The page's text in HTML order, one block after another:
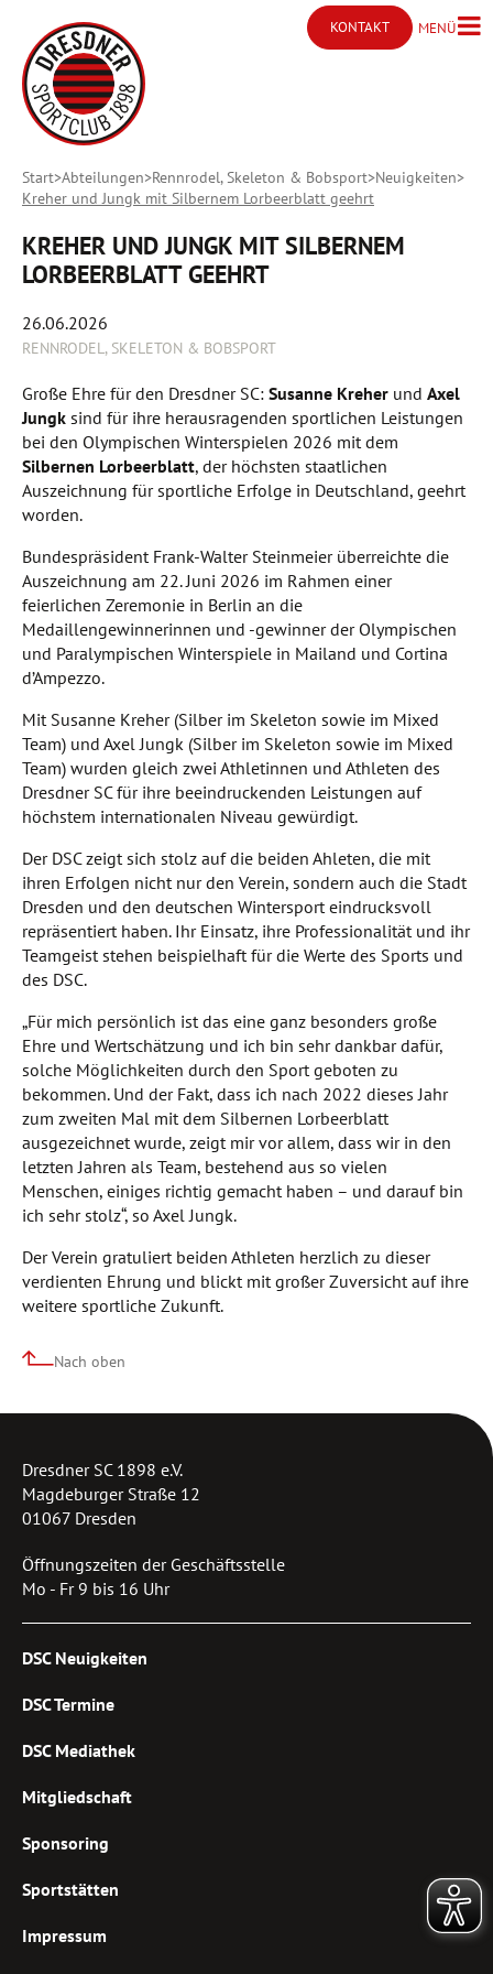
KONTAKT
Kontakt öffnen
MENÜMenü
Start Abteilungen Rennrodel, Skeleton & Bobsport Neuigkeiten
Kreher und Jungk mit Silbernem Lorbeerblatt geehrt
KREHER UND JUNGK MIT SILBERNEM
LORBEERBLATT GEEHRT
26.06.2026
RENNRODEL, SKELETON & BOBSPORT
Große Ehre für den Dresdner SC: Susanne Kreher und Axel
Jungk sind für ihre herausragenden sportlichen Leistungen
bei den Olympischen Winterspielen 2026 mit dem
Silbernen Lorbeerblatt, der höchsten staatlichen
Auszeichnung für sportliche Erfolge in Deutschland, geehrt
worden.
Bundespräsident Frank-Walter Steinmeier überreichte die
Auszeichnung am 22. Juni 2026 im Rahmen einer
feierlichen Zeremonie in Berlin an die
Medaillengewinnerinnen und -gewinner der Olympischen
und Paralympischen Winterspiele in Mailand und Cortina
d’Ampezzo.
Mit Susanne Kreher (Silber im Skeleton sowie im Mixed
Team) und Axel Jungk (Silber im Skeleton sowie im Mixed
Team) wurden gleich zwei Athletinnen und Athleten des
Dresdner SC für ihre beeindruckenden Leistungen auf
höchstem internationalen Niveau gewürdigt.
Der DSC zeigt sich stolz auf die beiden Ahleten, die mit
ihren Erfolgen nicht nur den Verein, sondern auch die Stadt
Dresden und den deutschen Wintersport eindrucksvoll
repräsentiert haben. Ihr Einsatz, ihre Professionalität und ihr
Teamgeist stehen beispielhaft für die Werte des Sports und
des DSC.
„Für mich persönlich ist das eine ganz besonders große
Ehre und Wertschätzung und ich bin sehr dankbar dafür,
solche Möglichkeiten durch den Sport geboten zu
bekommen. Und der Fakt, dass ich nach 2022 dieses Jahr
zum zweiten Mal mit dem Silbernen Lorbeerblatt
ausgezeichnet wurde, zeigt mir vor allem, dass wir in den
letzten Jahren als Team, bestehend aus so vielen
Menschen, einiges richtig gemacht haben – und darauf bin
ich sehr stolz“, so Axel Jungk.
Der Verein gratuliert beiden Athleten herzlich zu dieser
verdienten Ehrung und blickt mit großer Zuversicht auf ihre
weitere sportliche Zukunft.
Nach oben
Dresdner SC 1898 e.V.
Magdeburger Straße 12
01067 Dresden
Öffnungszeiten der Geschäftsstelle
Mo - Fr 9 bis 16 Uhr
DSC Neuigkeiten
DSC Termine
DSC Mediathek
Mitgliedschaft
Sponsoring
Sportstätten
Impressum